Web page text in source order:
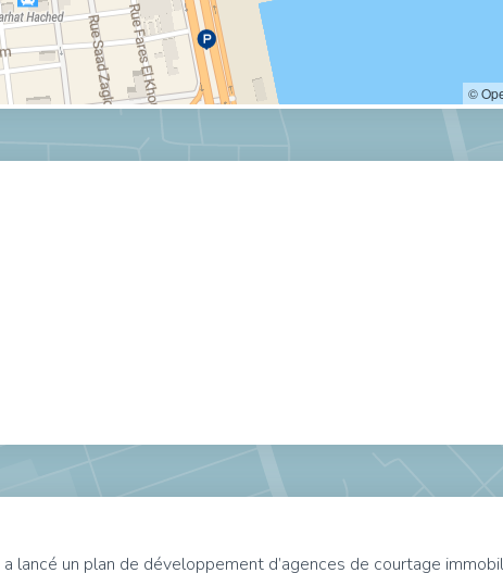
©
un plan de développement d’agences de courtage